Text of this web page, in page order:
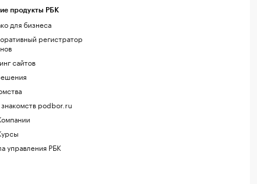
продукты РБК
для бизнеса
регистратор
сайтов
podbor.ru
управления РБК